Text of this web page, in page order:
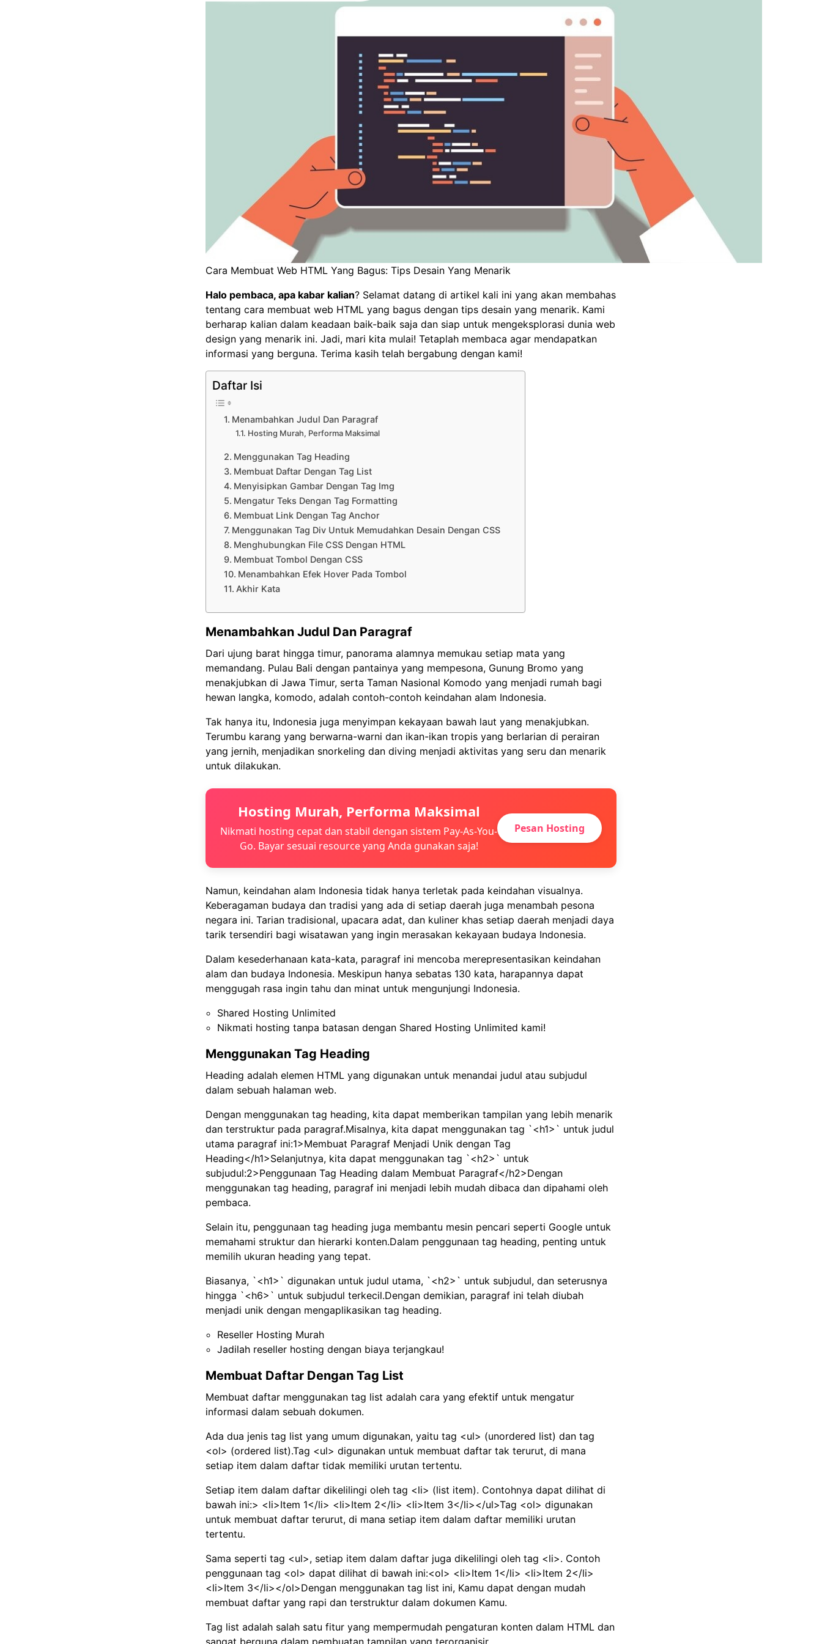
Cara Membuat Web HTML Yang Bagus: Tips Desain Yang Menarik
Halo pembaca, apa kabar kalian? Selamat datang di artikel kali ini yang akan membahas
tentang cara membuat web HTML yang bagus dengan tips desain yang menarik. Kami
berharap kalian dalam keadaan baik-baik saja dan siap untuk mengeksplorasi dunia web
design yang menarik ini. Jadi, mari kita mulai! Tetaplah membaca agar mendapatkan
informasi yang berguna. Terima kasih telah bergabung dengan kami!
Daftar Isi
Menambahkan Judul Dan Paragraf
Hosting Murah, Performa Maksimal
Menggunakan Tag Heading
Membuat Daftar Dengan Tag List
Menyisipkan Gambar Dengan Tag Img
Mengatur Teks Dengan Tag Formatting
Membuat Link Dengan Tag Anchor
Menggunakan Tag Div Untuk Memudahkan Desain Dengan CSS
Menghubungkan File CSS Dengan HTML
Membuat Tombol Dengan CSS
Menambahkan Efek Hover Pada Tombol
Akhir Kata
Menambahkan Judul Dan Paragraf
Dari ujung barat hingga timur, panorama alamnya memukau setiap mata yang
memandang. Pulau Bali dengan pantainya yang mempesona, Gunung Bromo yang
menakjubkan di Jawa Timur, serta Taman Nasional Komodo yang menjadi rumah bagi
hewan langka, komodo, adalah contoh-contoh keindahan alam Indonesia.
Tak hanya itu, Indonesia juga menyimpan kekayaan bawah laut yang menakjubkan.
Terumbu karang yang berwarna-warni dan ikan-ikan tropis yang berlarian di perairan
yang jernih, menjadikan snorkeling dan diving menjadi aktivitas yang seru dan menarik
untuk dilakukan.
Hosting Murah, Performa Maksimal
Nikmati hosting cepat dan stabil dengan sistem Pay-As-You-
Go. Bayar sesuai resource yang Anda gunakan saja!
Pesan Hosting
Namun, keindahan alam Indonesia tidak hanya terletak pada keindahan visualnya.
Keberagaman budaya dan tradisi yang ada di setiap daerah juga menambah pesona
negara ini. Tarian tradisional, upacara adat, dan kuliner khas setiap daerah menjadi daya
tarik tersendiri bagi wisatawan yang ingin merasakan kekayaan budaya Indonesia.
Dalam kesederhanaan kata-kata, paragraf ini mencoba merepresentasikan keindahan
alam dan budaya Indonesia. Meskipun hanya sebatas 130 kata, harapannya dapat
menggugah rasa ingin tahu dan minat untuk mengunjungi Indonesia.
Shared Hosting Unlimited
Nikmati hosting tanpa batasan dengan Shared Hosting Unlimited kami!
Menggunakan Tag Heading
Heading adalah elemen HTML yang digunakan untuk menandai judul atau subjudul
dalam sebuah halaman web.
Dengan menggunakan tag heading, kita dapat memberikan tampilan yang lebih menarik
dan terstruktur pada paragraf.Misalnya, kita dapat menggunakan tag `<h1>` untuk judul
utama paragraf ini:1>Membuat Paragraf Menjadi Unik dengan Tag
Heading</h1>Selanjutnya, kita dapat menggunakan tag `<h2>` untuk
subjudul:2>Penggunaan Tag Heading dalam Membuat Paragraf</h2>Dengan
menggunakan tag heading, paragraf ini menjadi lebih mudah dibaca dan dipahami oleh
pembaca.
Selain itu, penggunaan tag heading juga membantu mesin pencari seperti Google untuk
memahami struktur dan hierarki konten.Dalam penggunaan tag heading, penting untuk
memilih ukuran heading yang tepat.
Biasanya, `<h1>` digunakan untuk judul utama, `<h2>` untuk subjudul, dan seterusnya
hingga `<h6>` untuk subjudul terkecil.Dengan demikian, paragraf ini telah diubah
menjadi unik dengan mengaplikasikan tag heading.
Reseller Hosting Murah
Jadilah reseller hosting dengan biaya terjangkau!
Membuat Daftar Dengan Tag List
Membuat daftar menggunakan tag list adalah cara yang efektif untuk mengatur
informasi dalam sebuah dokumen.
Ada dua jenis tag list yang umum digunakan, yaitu tag <ul> (unordered list) dan tag
<ol> (ordered list).Tag <ul> digunakan untuk membuat daftar tak terurut, di mana
setiap item dalam daftar tidak memiliki urutan tertentu.
Setiap item dalam daftar dikelilingi oleh tag <li> (list item). Contohnya dapat dilihat di
bawah ini:> <li>Item 1</li> <li>Item 2</li> <li>Item 3</li></ul>Tag <ol> digunakan
untuk membuat daftar terurut, di mana setiap item dalam daftar memiliki urutan
tertentu.
Sama seperti tag <ul>, setiap item dalam daftar juga dikelilingi oleh tag <li>. Contoh
penggunaan tag <ol> dapat dilihat di bawah ini:<ol> <li>Item 1</li> <li>Item 2</li>
<li>Item 3</li></ol>Dengan menggunakan tag list ini, Kamu dapat dengan mudah
membuat daftar yang rapi dan terstruktur dalam dokumen Kamu.
Tag list adalah salah satu fitur yang mempermudah pengaturan konten dalam HTML dan